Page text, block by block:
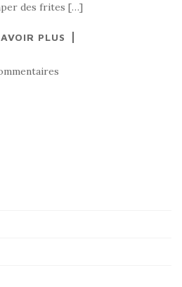
des frites […]
PLUS